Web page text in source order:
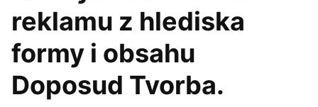
reklamu z hlediska
formy i obsahu
Doposud Tvorba.